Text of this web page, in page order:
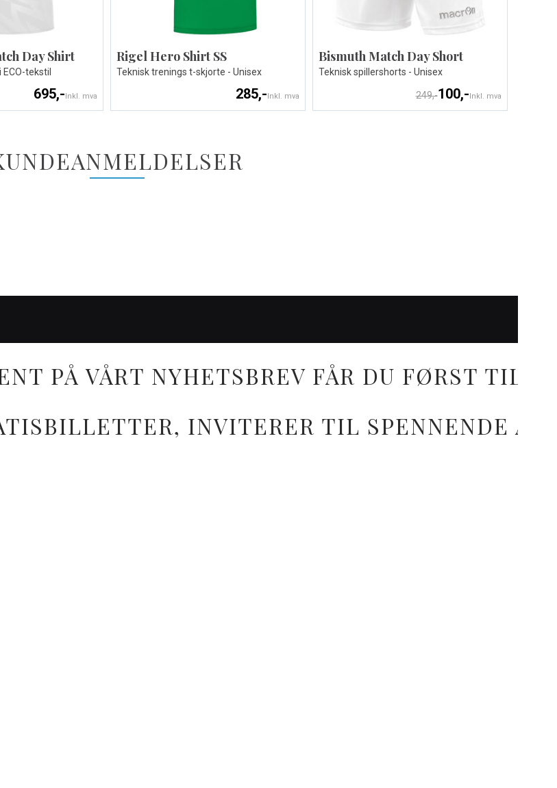
Day Shirt
tekstil
695,-Inkl. mva
Rigel Hero Shirt SS
Teknisk trenings t-skjorte - Unisex
285,-Inkl. mva
Bismuth Match Day Short
Teknisk spillershorts - Unisex
100,-Inkl. mva
249,-
PÅ VÅRT NYHETSBREV FÅR DU FØRST
INVITERER TIL SPENNENDE